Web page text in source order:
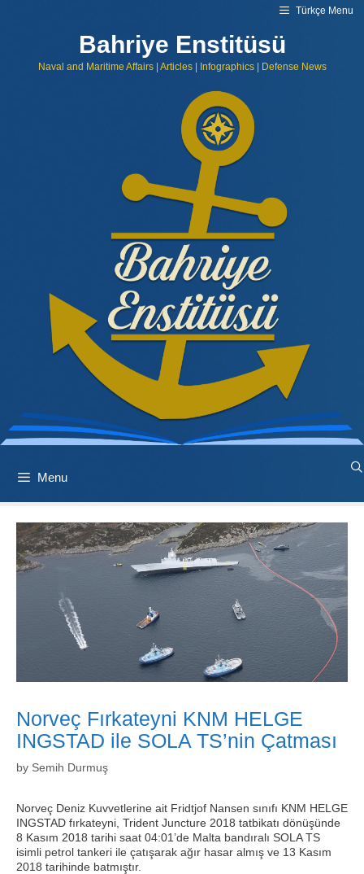
Türkçe Menu
Bahriye Enstitüsü
Naval and Maritime Affairs | Articles | Infographics | Defense News
Menu
Norveç Fırkateyni KNM HELGE
INGSTAD ile SOLA TS’nin Çatması
by Semih Durmuş
Norveç Deniz Kuvvetlerine ait Fridtjof Nansen sınıfı KNM HELGE
INGSTAD fırkateyni, Trident Juncture 2018 tatbikatı dönüşünde
8 Kasım 2018 tarihi saat 04:01’de Malta bandıralı SOLA TS
isimli petrol tankeri ile çatışarak ağır hasar almış ve 13 Kasım
2018 tarihinde batmıştır.